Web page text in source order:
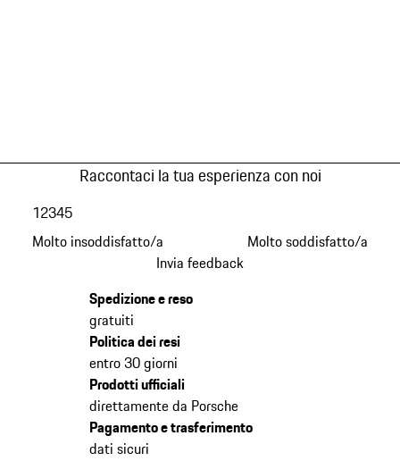
Raccontaci la tua esperienza con noi
Molto insoddisfatto/a
12345
Molto soddisfatto/a
Invia feedback
Spedizione e reso
gratuiti
Politica dei resi
entro 30 giorni
Prodotti ufficiali
direttamente da Porsche
Pagamento e trasferimento
dati sicuri